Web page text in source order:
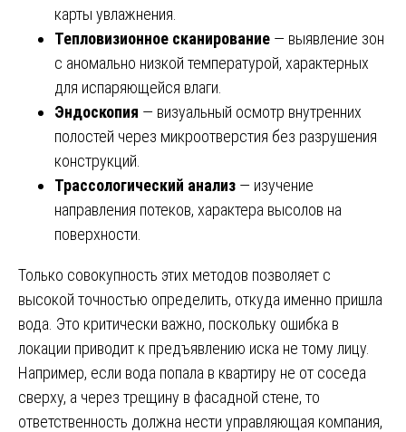
карты увлажнения.
Тепловизионное сканирование — выявление зон
с аномально низкой температурой, характерных
для испаряющейся влаги.
Эндоскопия — визуальный осмотр внутренних
полостей через микроотверстия без разрушения
конструкций.
Трассологический анализ — изучение
направления потеков, характера высолов на
поверхности.
Только совокупность этих методов позволяет с
высокой точностью определить, откуда именно пришла
вода. Это критически важно, поскольку ошибка в
локации приводит к предъявлению иска не тому лицу.
Например, если вода попала в квартиру не от соседа
сверху, а через трещину в фасадной стене, то
ответственность должна нести управляющая компания,